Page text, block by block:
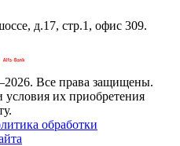
д.17, стр.1, офис 309.
Все права защищены.
условия их приобретения
обработки